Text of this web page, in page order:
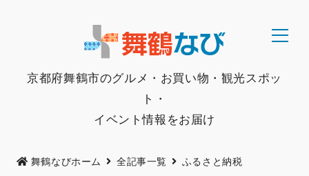
京都府舞鶴市のグルメ・お買い物・観光スポッ
ト・
イベント情報をお届け
舞鶴なびホーム 全記事一覧 ふるさと納税